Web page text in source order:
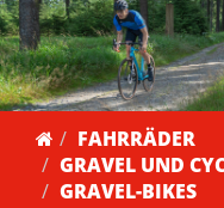
FAHRRÄDER
GRAVEL UND
GRAVEL-BIKES